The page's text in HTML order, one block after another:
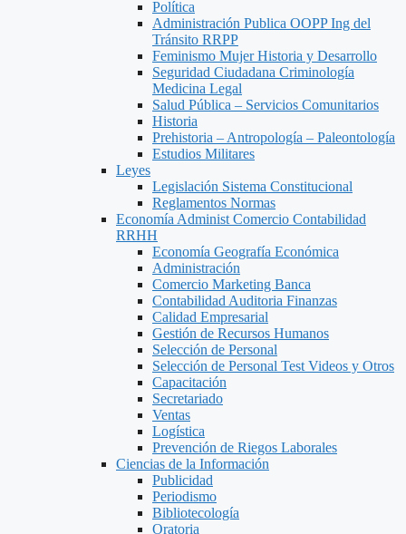
Política
Administración Publica OOPP Ing del
Tránsito RRPP
Feminismo Mujer Historia y Desarrollo
Seguridad Ciudadana Criminología
Medicina Legal
Salud Pública – Servicios Comunitarios
Historia
Prehistoria – Antropología – Paleontología
Estudios Militares
Leyes
Legislación Sistema Constitucional
Reglamentos Normas
Economía Administ Comercio Contabilidad
RRHH
Economía Geografía Económica
Administración
Comercio Marketing Banca
Contabilidad Auditoria Finanzas
Calidad Empresarial
Gestión de Recursos Humanos
Selección de Personal
Selección de Personal Test Videos y Otros
Capacitación
Secretariado
Ventas
Logística
Prevención de Riegos Laborales
Ciencias de la Información
Publicidad
Periodismo
Bibliotecología
Oratoria